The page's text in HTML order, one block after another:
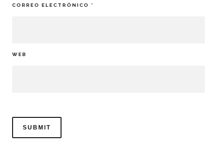
CORREO ELECTRÓNICO *
WEB